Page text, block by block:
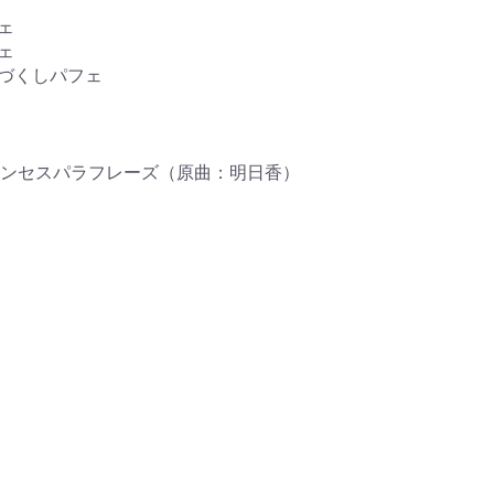
くしパフェ
セスパラフレーズ（原曲：明日香）